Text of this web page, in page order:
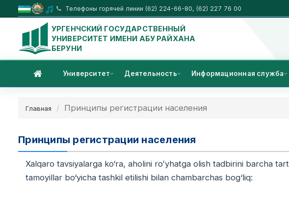
Телефоны горячей линии (62) 224-66-80, (62) 227 76 00
УРГЕНЧСКИЙ ГОСУДАРСТВЕННЫЙ
УНИВЕРСИТЕТ ИМЕНИ АБУ РАЙХАНА
БЕРУНИ
Университет Деятельность Информационная служба
Главная Принципы регистрации населения
Принципы регистрации населения
Xalqaro tavsiyalarga ko‘ra, aholini roʻyhatga olish tadbirini barcha
tamoyillar bo‘yicha tashkil etilishi bilan chambarchas bog‘liq: